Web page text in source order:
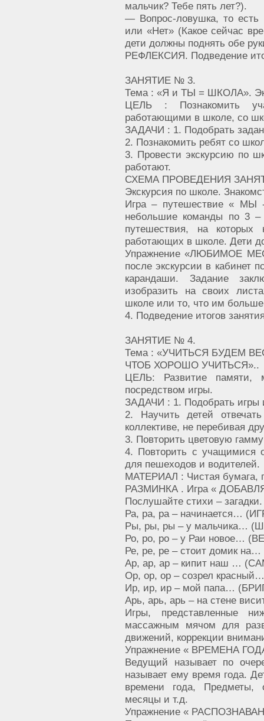
мальчик? Тебе пять лет?).
— Вопрос-ловушка, то есть
или «Нет» (Какое сейчас
дети должны поднять обе
РЕФЛЕКСИЯ. Подведение
ЗАНЯТИЕ № 3.
Тема : «Я и ТЫ = ШКОЛА».
ЦЕЛЬ : Познакомить
работающими в школе, со
ЗАДАЧИ : 1. Подобрать
2. Познакомить ребят со
3. Провести экскурсию по
работают.
СХЕМА ПРОВЕДЕНИЯ
Экскурсия по школе.
Игра – путешествие « МЫ
небольшие команды по 3 –
путешествия, на
работающих в школе. Дети
Упражнение «ЛЮБИМОЕ
после экскурсии в кабинет
карандаши. Задание
изобразить на своих
школе или то, что им
4. Подведение итогов
ЗАНЯТИЕ № 4.
Тема : «УЧИТЬСЯ БУДЕМ
ЧТОБ ХОРОШО УЧИТЬСЯ»..
ЦЕЛЬ: Развитие памяти,
посредством игры.
ЗАДАЧИ : 1. Подобрать игры
2. Научить детей
коллективе, не перебивая
3. Повторить цветовую
4. Повторить с учащимися
для пешеходов и водителей.
МАТЕРИАЛ : Чистая бумага,
РАЗМИНКА . Игра «
Послушайте стихи –
Ра, ра, ра – начинается…
Ры, ры, ры – у мальчика…
Ро, ро, ро – у Раи новое…
Ре, ре, ре – стоит домик
Ар, ар, ар – кипит наш …
Ор, ор, ор – созрел
Ир, ир, ир – мой папа…
Арь, арь, арь – на стене
Игры, представленные
массажным мячом для
движений, коррекции
Упражнение « ВРЕМЕНА
Ведущий называет по
называет ему время года.
времени года, Предметы,
месяцы и т.д.
Упражнение «